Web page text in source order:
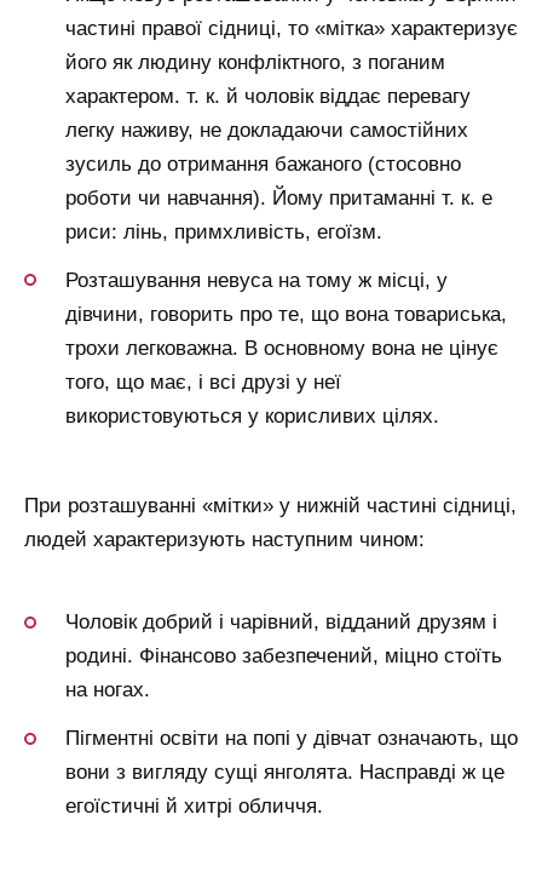
частині правої сідниці, то «мітка» характеризує
його як людину конфліктного, з поганим
характером. т. к. й чоловік віддає перевагу
легку наживу, не докладаючи самостійних
зусиль до отримання бажаного (стосовно
роботи чи навчання). Йому притаманні т. к. е
риси: лінь, примхливість, егоїзм.
Розташування невуса на тому ж місці, у
дівчини, говорить про те, що вона товариська,
трохи легковажна. В основному вона не цінує
того, що має, і всі друзі у неї
використовуються у корисливих цілях.
При розташуванні «мітки» у нижній частині сідниці,
людей характеризують наступним чином:
Чоловік добрий і чарівний, відданий друзям і
родині. Фінансово забезпечений, міцно стоїть
на ногах.
Пігментні освіти на попі у дівчат означають, що
вони з вигляду сущі янголята. Насправді ж це
егоїстичні й хитрі обличчя.